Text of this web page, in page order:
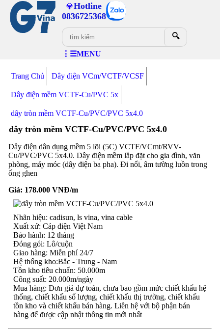
💎Hotline
0836725368
🔍
⋮☰MENU
Trang Chủ Dây điện VCm/VCTF/VCSF
Dây điện mềm VCTF-Cu/PVC 5x
dây tròn mềm VCTF-Cu/PVC/PVC 5x4.0
dây tròn mềm VCTF-Cu/PVC/PVC 5x4.0
Dây điện dân dụng mềm 5 lõi (5C) VCTF/VCmt/RVV-
Cu/PVC/PVC 5x4.0. Dây điện mềm lắp đặt cho gia đình, văn
phòng, máy móc (dây điện ba pha). Đi nổi, âm tường luồn trong
ống ghen
Giá: 178.000VNĐ/m
Nhãn hiệu: cadisun, ls vina, vina cable
Xuất xứ: Cáp điện Việt Nam
Bảo hành: 12 tháng
Đóng gói: Lô/cuộn
Giao hàng: Miễn phí 24/7
Hệ thống kho:Bắc - Trung - Nam
Tồn kho tiêu chuẩn: 50.000m
Công suất: 20.000m/ngày
Mua hàng: Đơn giá dự toán, chưa bao gồm mức chiết khấu hệ
thống, chiết khấu số lượng, chiết khấu thị trường, chiết khấu
tồn kho và chiết khấu bán hàng. Liên hệ với bộ phận bán
hàng để được cập nhật thông tin mới nhất